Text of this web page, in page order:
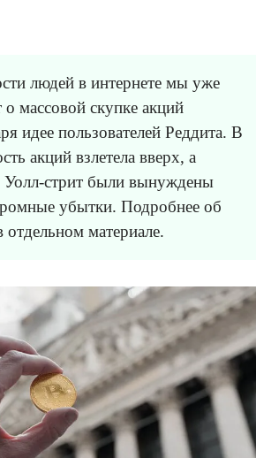
людей в интернете мы уже
массовой скупке акций
идее пользователей Реддита. В
акций взлетела вверх, а
стрит были вынуждены
убытки. Подробнее об
отдельном материале.